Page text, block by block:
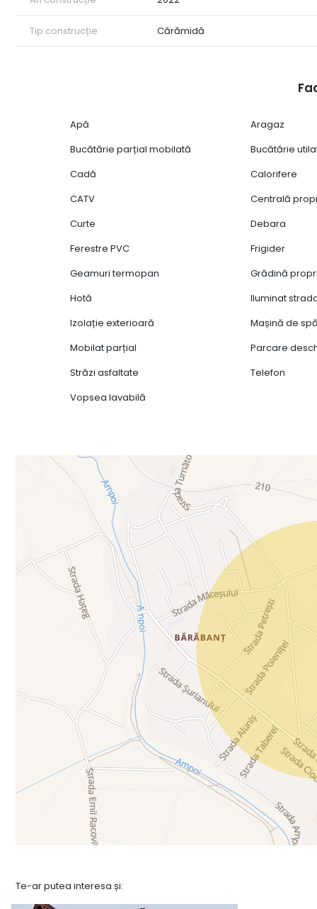
Tip construcție Cărămidă
Apă Aragaz
Bucătărie parțial mobilată
Bucătărie
Cadă
Calorifere
CATV
Centrală
Curte
Debara
Ferestre PVC
Frigider
Geamuri termopan
Grădină
Hotă
Iluminat
Izolație exterioară
Mașină de
Mobilat parțial
Parcare
Străzi asfaltate
Telefon
Vopsea lavabilă
Te-ar putea interesa și: